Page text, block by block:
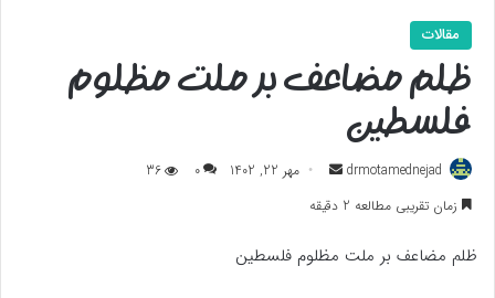
مقالات
ظلم مضاعف بر ملت مظلوم
فلسطین
drmotamednejad
ارسال
به
مهر 22, 1402 0
36
زمان تقریبی مطالعه 2 دقیقه
ظلم مضاعف بر ملت مظلوم فلسطین